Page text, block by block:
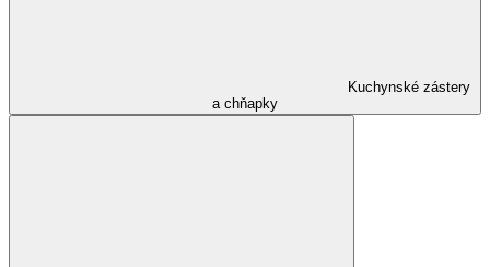
Kuchynské zástery
a chňapky